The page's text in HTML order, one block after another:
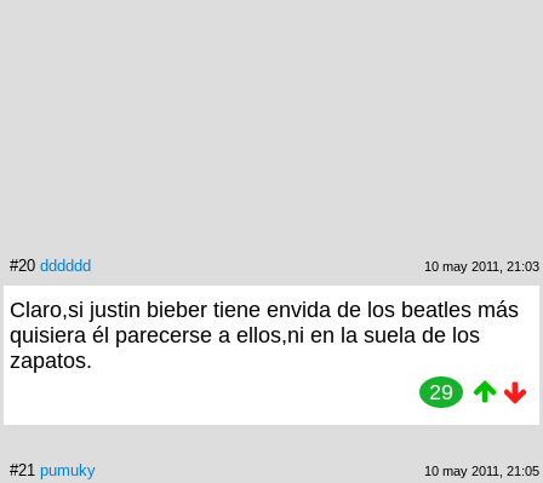
#20 dddddd 10 may 2011, 21:03
Claro,si justin bieber tiene envida de los beatles más
quisiera él parecerse a ellos,ni en la suela de los
zapatos.
29
#21 pumuky 10 may 2011, 21:05